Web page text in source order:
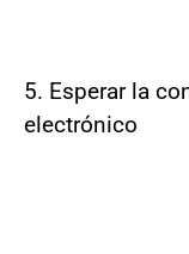
5. Esperar la
electrónico